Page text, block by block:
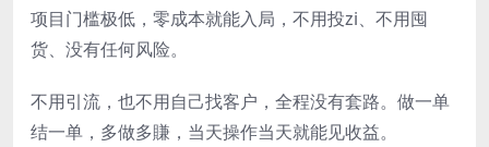
项目门槛极低，零成本就能入局，不用投zi、不用囤
货、没有任何风险。
不用引流，也不用自己找客户，全程没有套路。做一单
结一单，多做多賺，当天操作当天就能见收益。